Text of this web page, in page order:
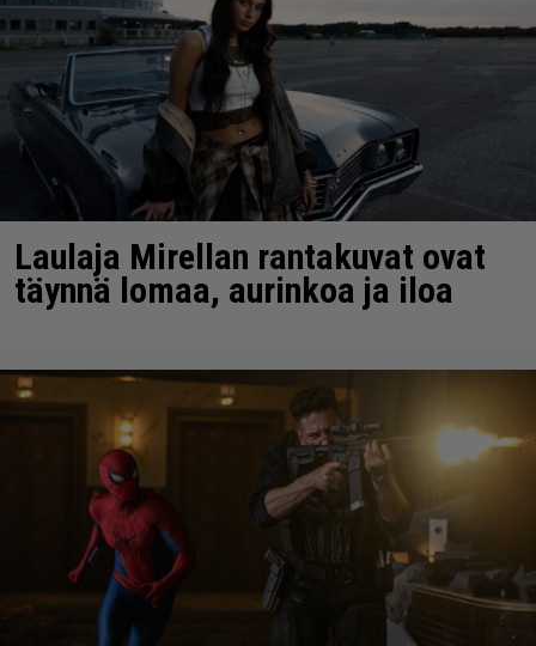
Laulaja Mirellan rantakuvat ovat
täynnä lomaa, aurinkoa ja iloa